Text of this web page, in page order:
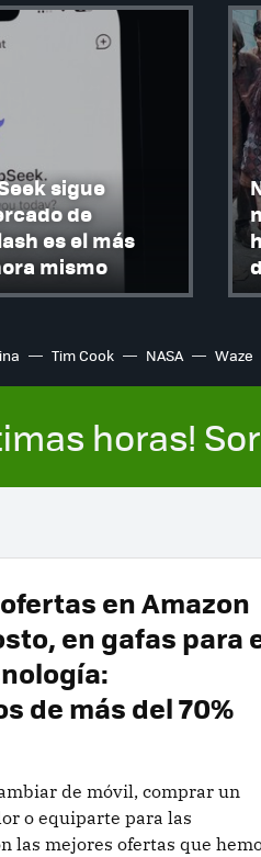
sigue
de
es el más
mismo
Tim Cook NASA Waze
horas!
en Amazon
en gafas para
de más del 70%
de móvil, comprar un
o equiparte para las
las mejores ofertas que